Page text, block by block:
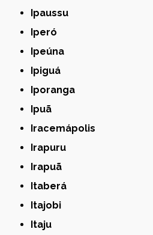
Ipaussu
Iperó
Ipeúna
Ipiguá
Iporanga
Ipuã
Iracemápolis
Irapuru
Irapuã
Itaberá
Itajobi
Itaju